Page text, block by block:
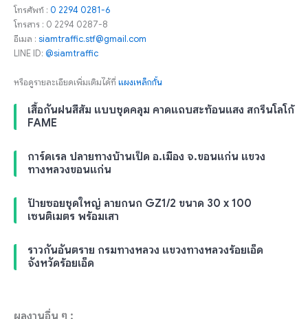
โทรศัพท์ : 0 2294 0281-6
โทรสาร : 0 2294 0287-8
อีเมล : siamtraffic.stf@gmail.com
LINE ID: @siamtraffic
หรือดูรายละเอียดเพิ่มเติมได้ที่ แผงเหล็กกั้น
เสื้อกันฝนสีส้ม แบบชุดคลุม คาดแถบสะท้อนแสง สกรีนโลโก้
FAME
การ์ดเรล ปลายทางบ้านเป็ด อ.เมือง จ.ขอนแก่น แขวง
ทางหลวงขอนแก่น
ป้ายซอยชุดใหญ่ ลายกนก GZ1/2 ขนาด 30 x 100
เซนติเมตร พร้อมเสา
ราวกันอันตราย กรมทางหลวง แขวงทางหลวงร้อยเอ็ด
จังหวัดร้อยเอ็ด
ผลงานอื่น ๆ :